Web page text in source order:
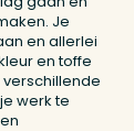
Je
en allerlei
en toffe
werk te